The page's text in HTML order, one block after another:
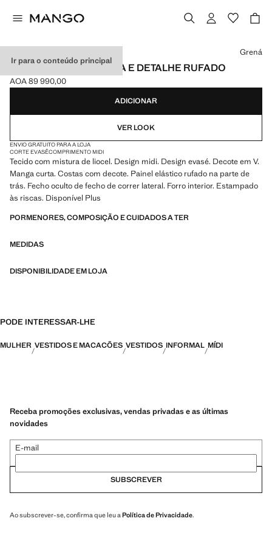
Ir para o conteúdo principal
VESTIDO COM TEXTURA E DETALHE RUFADO
Preço atual [AOA 89 990,00 ]
AOA 89 990,00
Selecione uma cor
Grená
ADICIONAR
VER LOOK
ENVIO GRATUITO PARA A LOJA
CORTE EVASÊCOMPRIMENTO MIDI
Tecido com mistura de liocel. Design midi. Design evasé. Decote em V.
Manga curta. Costas com decote. Painel elástico rufado na parte de
trás. Fecho oculto de fecho de correr lateral. Forro interior. Estampado
às riscas. Disponível Plus
PORMENORES, COMPOSIÇÃO E CUIDADOS A TER
MEDIDAS
DISPONIBILIDADE EM LOJA
PODE INTERESSAR-LHE
MULHER VESTIDOS E MACACÕES VESTIDOS INFORMAL MÍDI
Receba promoções exclusivas, vendas privadas e as últimas
novidades
E-mail
SUBSCREVER
Ao subscrever-se, confirma que leu a Política de Privacidade.